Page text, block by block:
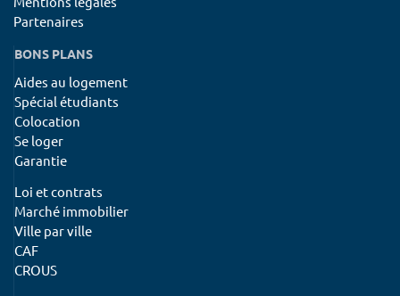
Partenaires
BONS PLANS
Aides au logement
Spécial étudiants
Colocation
Se loger
Garantie
Loi et contrats
Marché immobilier
Ville par ville
CAF
CROUS